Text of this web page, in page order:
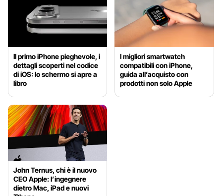
Il primo iPhone pieghevole, i
dettagli scoperti nel codice
di iOS: lo schermo si apre a
libro
I migliori smartwatch
compatibili con iPhone,
guida all’acquisto con
prodotti non solo Apple
John Ternus, chi è il nuovo
CEO Apple: l’ingegnere
dietro Mac, iPad e nuovi